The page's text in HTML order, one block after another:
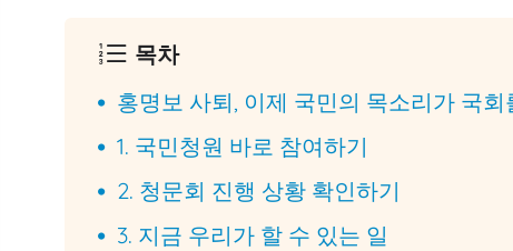
목차
홍명보 사퇴, 이제 국민의 목소리가 국
1. 국민청원 바로 참여하기
2. 청문회 진행 상황 확인하기
3. 지금 우리가 할 수 있는 일